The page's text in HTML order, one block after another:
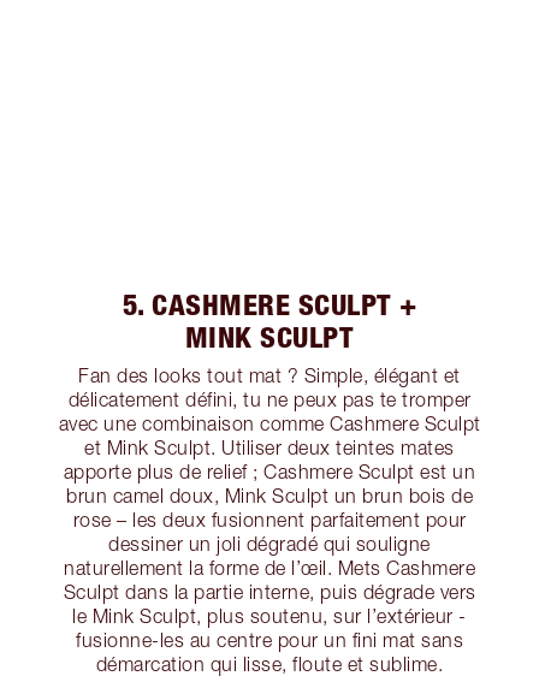
5. CASHMERE SCULPT +
MINK SCULPT
Fan des looks tout mat ? Simple, élégant et
délicatement défini, tu ne peux pas te tromper
avec une combinaison comme Cashmere Sculpt
et Mink Sculpt. Utiliser deux teintes mates
apporte plus de relief ; Cashmere Sculpt est un
brun camel doux, Mink Sculpt un brun bois de
rose – les deux fusionnent parfaitement pour
dessiner un joli dégradé qui souligne
naturellement la forme de l’œil. Mets Cashmere
Sculpt dans la partie interne, puis dégrade vers
le Mink Sculpt, plus soutenu, sur l’extérieur -
fusionne-les au centre pour un fini mat sans
démarcation qui lisse, floute et sublime.